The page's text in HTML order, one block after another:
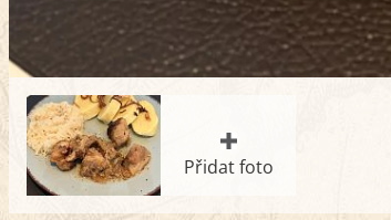
Přidat foto